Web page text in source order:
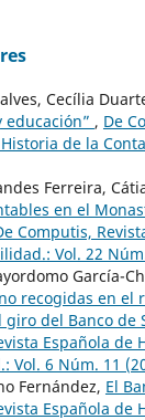
Cecília
educación” , De
de la
Ferreira,
en el
Computis,
Vol. 22
García-
recogidas en el
del Banco de
Española de
Vol. 6 Núm. 11
Fernández, El
Española de